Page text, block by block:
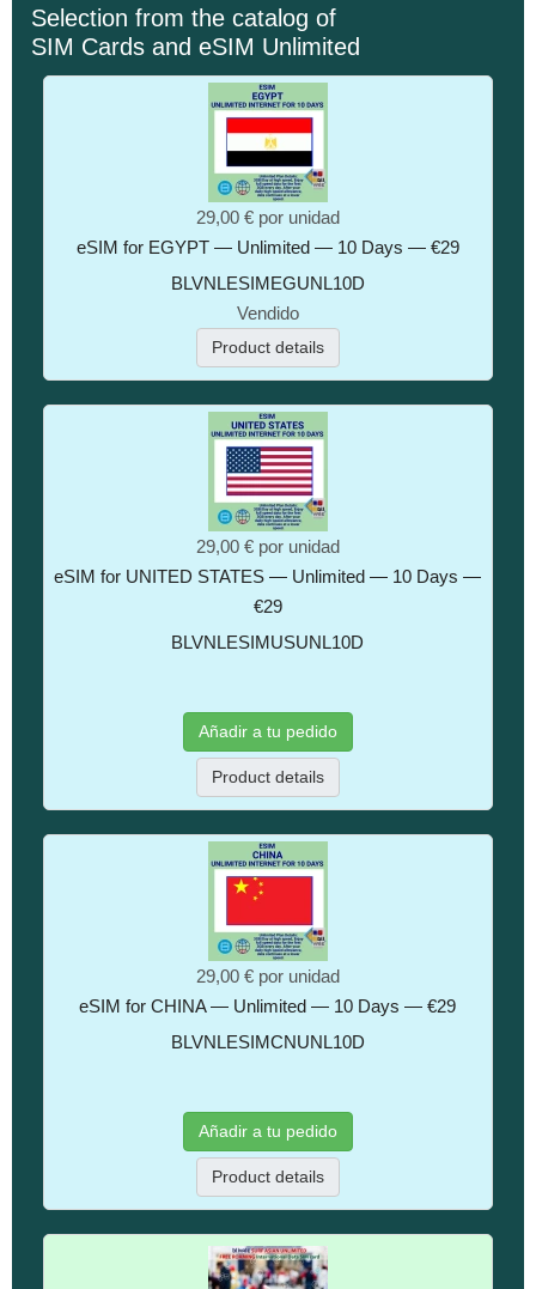
Selection from the catalog of
SIM Cards and eSIM Unlimited
29,00 € por unidad
eSIM for EGYPT — Unlimited — 10 Days — €29
BLVNLESIMEGUNL10D
Vendido
Product details
29,00 € por unidad
eSIM for UNITED STATES — Unlimited — 10 Days —
€29
BLVNLESIMUSUNL10D
Añadir a tu pedido
Product details
29,00 € por unidad
eSIM for CHINA — Unlimited — 10 Days — €29
BLVNLESIMCNUNL10D
Añadir a tu pedido
Product details